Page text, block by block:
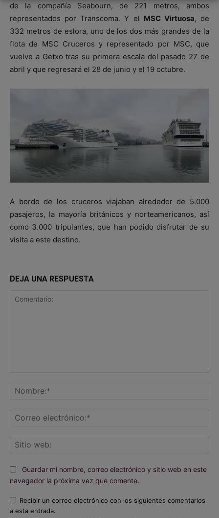
de la compañía Seabourn, de 221 metros, ambos
representados por Transcoma. Y el MSC Virtuosa, de
332 metros de eslora, uno de los dos más grandes de la
flota de MSC Cruceros y representado por MSC, que
vuelve a Getxo tras su primera escala del pasado 27 de
abril y que regresará el 28 de junio y el 19 octubre.
A bordo de los cruceros viajaban alrededor de 5.000
pasajeros, la mayoría británicos y norteamericanos, así
como 3.000 tripulantes, que han podido disfrutar de su
visita a este destino.
DEJA UNA RESPUESTA
Guardar mi nombre, correo electrónico y sitio web en este
navegador la próxima vez que comente.
Recibir un correo electrónico con los siguientes comentarios
a esta entrada.